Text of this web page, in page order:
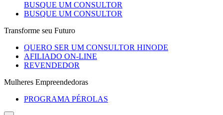
BUSQUE UM CONSULTOR
BUSQUE UM CONSULTOR
Transforme seu Futuro
QUERO SER UM CONSULTOR HINODE
AFILIADO ON-LINE
REVENDEDOR
Mulheres Empreendedoras
PROGRAMA PÉROLAS